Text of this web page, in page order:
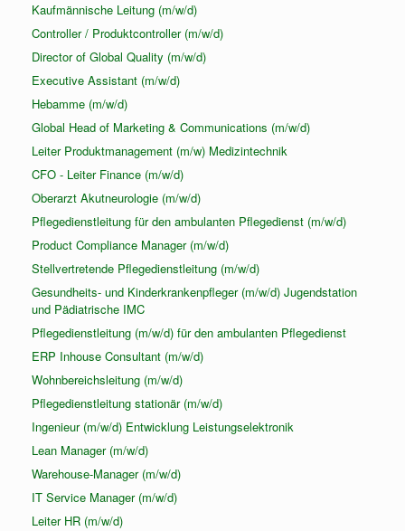
Kaufmännische Leitung (m/w/d)
Controller / Produktcontroller (m/w/d)
Director of Global Quality (m/w/d)
Executive Assistant (m/w/d)
Hebamme (m/w/d)
Global Head of Marketing & Communications (m/w/d)
Leiter Produktmanagement (m/w) Medizintechnik
CFO - Leiter Finance (m/w/d)
Oberarzt Akutneurologie (m/w/d)
Pflegedienstleitung für den ambulanten Pflegedienst (m/w/d)
Product Compliance Manager (m/w/d)
Stellvertretende Pflegedienstleitung (m/w/d)
Gesundheits- und Kinderkrankenpfleger (m/w/d) Jugendstation
und Pädiatrische IMC
Pflegedienstleitung (m/w/d) für den ambulanten Pflegedienst
ERP Inhouse Consultant (m/w/d)
Wohnbereichsleitung (m/w/d)
Pflegedienstleitung stationär (m/w/d)
Ingenieur (m/w/d) Entwicklung Leistungselektronik
Lean Manager (m/w/d)
Warehouse-Manager (m/w/d)
IT Service Manager (m/w/d)
Leiter HR (m/w/d)